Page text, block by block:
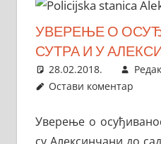
УВЕРЕЊЕ О
СУТРА И У
28.02.2018.
Остави коментар
Уверење о